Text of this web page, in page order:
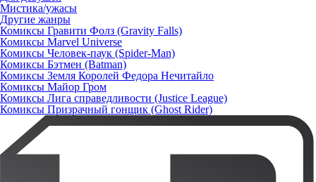
Мистика/ужасы
Другие жанры
Комиксы Гравити Фолз (Gravity Falls)
Комиксы Marvel Universe
Комиксы Человек-паук (Spider-Man)
Комиксы Бэтмен (Batman)
Комиксы Земля Королей Федора Нечитайло
Комиксы Майор Гром
Комиксы Лига справедливости (Justice League)
Комиксы Призрачный гонщик (Ghost Rider)